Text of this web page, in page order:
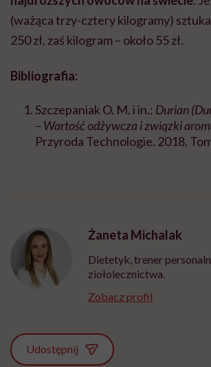
(ważąca trzy-cztery kilogramy)
250 zł, zaś kilogram – około 55 zł.
Bibliografia:
Szczepaniak O. M. i in.: Durian
– Wartość odżywcza i związki
Przyroda Technologie. 2018,
Żaneta Michalak
Dietetyk, trener
ziołolecznictwa.
Zobacz profil
Udostępnij